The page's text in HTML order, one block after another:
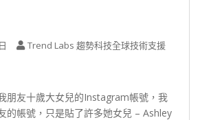
Trend Labs 趨勢科技全球技術支援
朋友十歲大女兒的Instagram帳號，我
的帳號，只是貼了許多她女兒 – Ashley